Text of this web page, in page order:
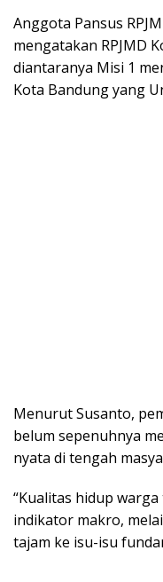
Anggota Pansus
mengatakan RPJMD
diantaranya Misi 1
Kota Bandung yang
Menurut Susanto,
belum sepenuhnya
nyata di tengah
“Kualitas hidup
indikator makro,
tajam ke isu-isu